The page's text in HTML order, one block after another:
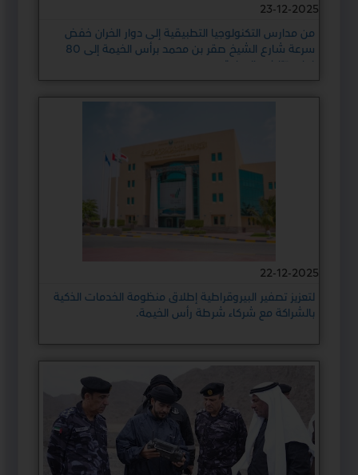
23-12-2025
من مدارس التكنولوجيا التطبيقية إلى دوار الخران خفض
سرعة شارع الشيخ صقر بن محمد برأس الخيمة إلى 80
كيلومترًا في الساعة
22-12-2025
لتعزيز تصفير البيروقراطية إطلاق منظومة الخدمات الذكية
بالشراكة مع شركاء شرطة رأس الخيمة.